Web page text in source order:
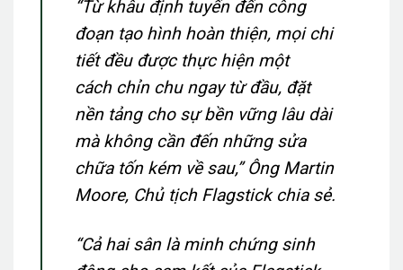
“Từ khâu định tuyến đến công
đoạn tạo hình hoàn thiện, mọi chi
tiết đều được thực hiện một
cách chỉn chu ngay từ đầu, đặt
nền tảng cho sự bền vững lâu dài
mà không cần đến những sửa
chữa tốn kém về sau,” Ông Martin
Moore, Chủ tịch Flagstick chia sẻ.
“Cả hai sân là minh chứng sinh